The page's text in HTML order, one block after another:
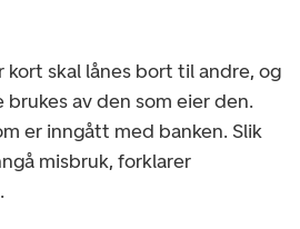
kort skal lånes bort til andre, og
av den som eier den.
er inngått med banken. Slik
misbruk, forklarer